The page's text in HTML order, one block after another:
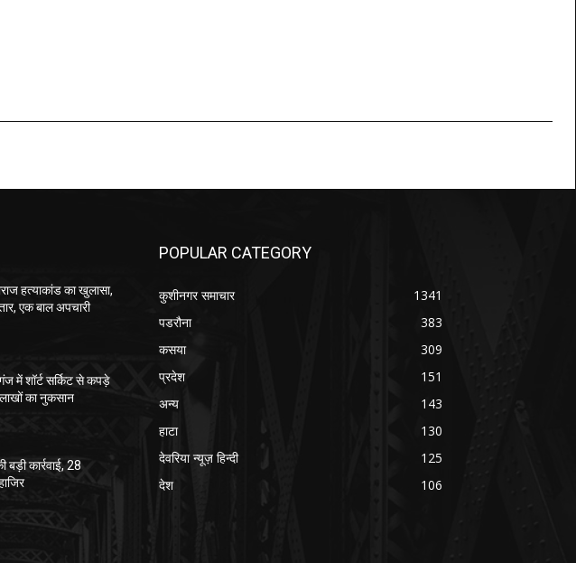
हत्याकांड का खुलासा,
एक बाल अपचारी
में शॉर्ट सर्किट से कपड़े
का नुकसान
बड़ी कार्रवाई, 28
POPULAR CATEGORY
कुशीनगर समाचार
1341
पडरौना
383
कसया
309
प्रदेश
151
अन्य
143
हाटा
130
देवरिया न्यूज़ हिन्दी
125
देश
106